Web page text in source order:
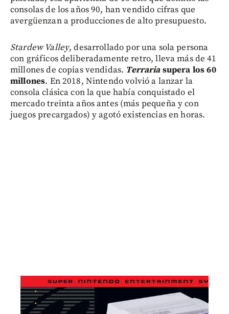
consolas de los años 90, han vendido cifras que
avergüenzan a producciones de alto presupuesto.
Stardew Valley, desarrollado por una sola persona
con gráficos deliberadamente retro, lleva más de 41
millones de copias vendidas. Terrariasupera los 60
millones. En 2018, Nintendo volvió a lanzar la
consola clásica con la que había conquistado el
mercado treinta años antes (más pequeña y con
juegos precargados) y agotó existencias en horas.